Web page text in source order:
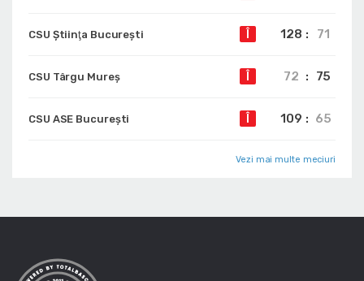
CSU Ştiinţa Bucureşti 128 : 71
CSU Târgu Mureș 72 : 75
CSU ASE București 109 : 65
Vezi mai multe meciuri